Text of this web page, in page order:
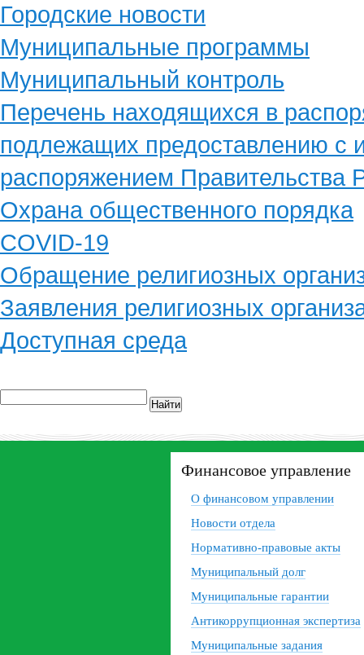
Городские новости
Муниципальные программы
Муниципальный контроль
Перечень находящихся в
подлежащих предоставлению с
распоряжением
Охрана общественного порядка
COVID-19
Обращение религиозных
Заявления религиозных
Доступная среда
Найти
Финансовое управление
О финансовом управлении
Новости отдела
Нормативно-правовые акты
Муниципальный долг
Муниципальные гарантии
Антикоррупционная экспертиза
Муниципальные задания